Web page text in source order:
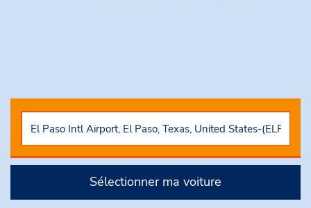
Sélectionner ma voiture